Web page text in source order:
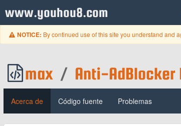
www.youhou8.com
NOTICE: By continued use of this site you understand and
max / Anti-AdBlocker
Acerca de Código fuente Problemas